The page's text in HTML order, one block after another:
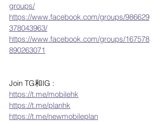
groups/
https://www.facebook.com/groups/986629
378043963/
https://www.facebook.com/groups/167578
890263071
Join TG和IG :
https://t.me/mobilehk
https://t.me/planhk
https://t.me/newmobileplan